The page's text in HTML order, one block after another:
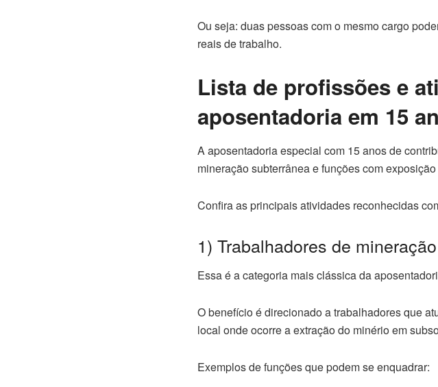
Ou seja: duas pessoas com o mesmo cargo
reais de trabalho.
Lista de profissões e
aposentadoria em 15
A aposentadoria especial com 15 anos de
mineração subterrânea e funções com
Confira as principais atividades reconhecidas
1) Trabalhadores de
Essa é a categoria mais clássica da
O benefício é direcionado a trabalhadores que
local onde ocorre a extração do minério em
Exemplos de funções que podem se enquadrar: